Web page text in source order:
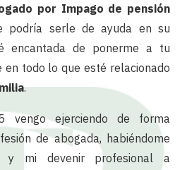
por Impago de pensión
podría serle de ayuda en su
encantada de ponerme a tu
en todo lo que esté relacionado
.
vengo ejerciendo de forma
de abogada, habiéndome
y mi devenir profesional a